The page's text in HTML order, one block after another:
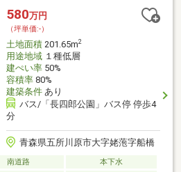
580万円
（坪単価:-）
土地面積201.65m2
用途地域１種低層
建ぺい率50%
容積率80%
建築条件あり
バス/「長四郎公園」バス停 停歩4
分
青森県五所川原市大字姥萢字船橋
南道路
本下水